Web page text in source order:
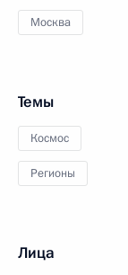
Москва
Темы
Космос
Регионы
Лица